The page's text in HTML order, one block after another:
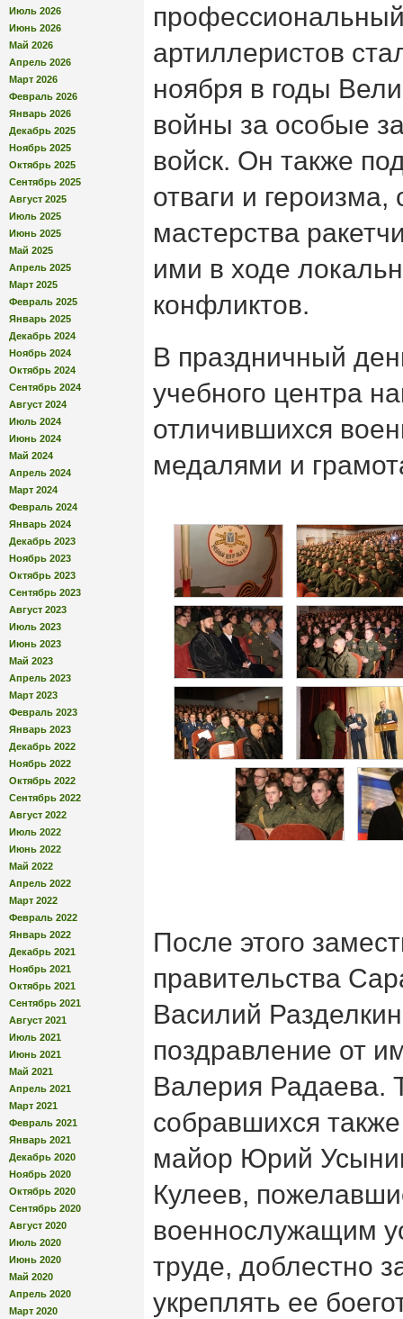
Июль 2026
Июнь 2026
Май 2026
Апрель 2026
Март 2026
Февраль 2026
Январь 2026
Декабрь 2025
Ноябрь 2025
Октябрь 2025
Сентябрь 2025
Август 2025
Июль 2025
Июнь 2025
Май 2025
Апрель 2025
Март 2025
Февраль 2025
Январь 2025
Декабрь 2024
Ноябрь 2024
Октябрь 2024
Сентябрь 2024
Август 2024
Июль 2024
Июнь 2024
Май 2024
Апрель 2024
Март 2024
Февраль 2024
Январь 2024
Декабрь 2023
Ноябрь 2023
Октябрь 2023
Сентябрь 2023
Август 2023
Июль 2023
Июнь 2023
Май 2023
Апрель 2023
Март 2023
Февраль 2023
Январь 2023
Декабрь 2022
Ноябрь 2022
Октябрь 2022
Сентябрь 2022
Август 2022
Июль 2022
Июнь 2022
Май 2022
Апрель 2022
Март 2022
Февраль 2022
Январь 2022
Декабрь 2021
Ноябрь 2021
Октябрь 2021
Сентябрь 2021
Август 2021
Июль 2021
Июнь 2021
Май 2021
Апрель 2021
Март 2021
Февраль 2021
Январь 2021
Декабрь 2020
Ноябрь 2020
Октябрь 2020
Сентябрь 2020
Август 2020
Июль 2020
Июнь 2020
Май 2020
Апрель 2020
Март 2020
артиллеристов
ноября в годы
войны за особые
войск. Он также
отваги и героизма,
мастерства
ими в ходе
конфликтов.
В праздничный
учебного центра
отличившихся
медалями и
После этого
правительства
Василий
поздравление от
Валерия Радаева.
собравшихся
майор Юрий
Кулеев,
военнослужащим
труде, доблестно
укреплять ее